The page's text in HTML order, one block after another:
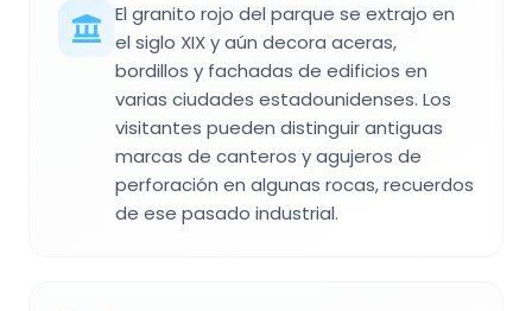
El granito rojo del parque se extrajo en
el siglo XIX y aún decora aceras,
bordillos y fachadas de edificios en
varias ciudades estadounidenses. Los
visitantes pueden distinguir antiguas
marcas de canteros y agujeros de
perforación en algunas rocas, recuerdos
de ese pasado industrial.